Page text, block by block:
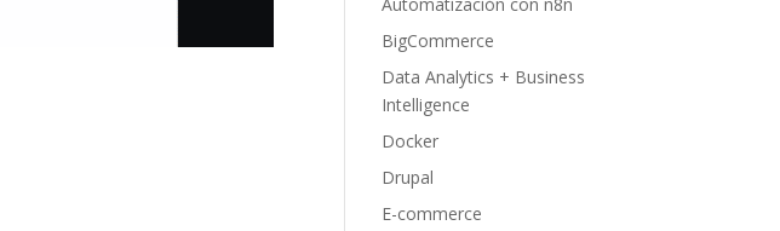
BigCommerce
Data Analytics + Business
Intelligence
Docker
Drupal
E-commerce